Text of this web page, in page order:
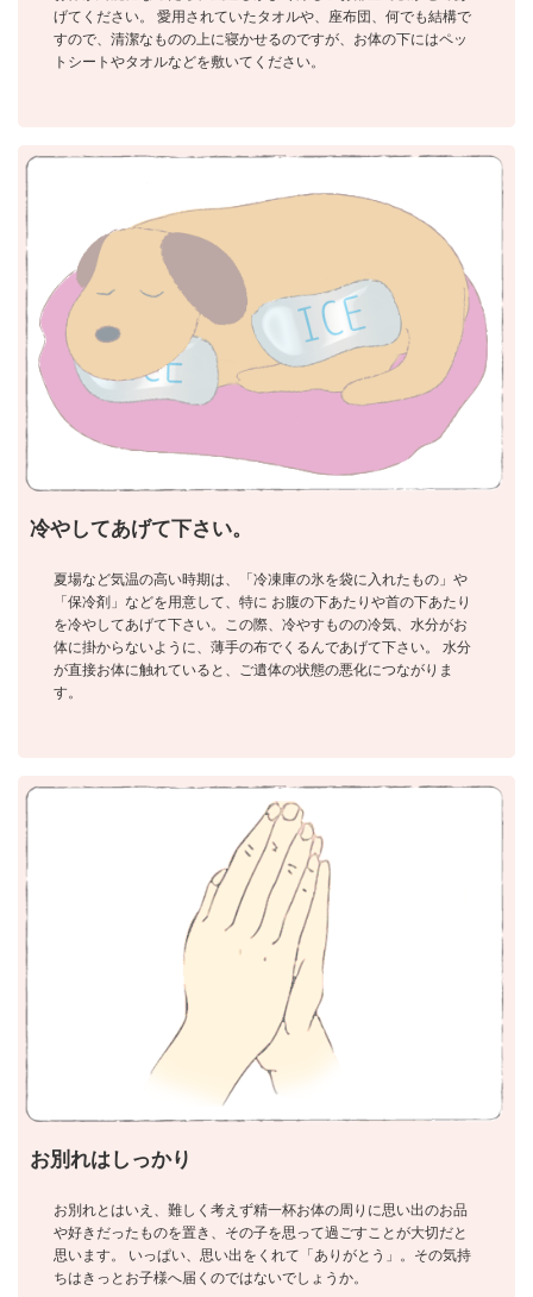
げてください。 愛用されていたタオルや、座布団、何でも結構で
すので、清潔なものの上に寝かせるのですが、お体の下にはペッ
トシートやタオルなどを敷いてください。
冷やしてあげて下さい。
夏場など気温の高い時期は、「冷凍庫の氷を袋に入れたもの」や
「保冷剤」などを用意して、特に お腹の下あたりや首の下あたり
を冷やしてあげて下さい。この際、冷やすものの冷気、水分がお
体に掛からないように、薄手の布でくるんであげて下さい。 水分
が直接お体に触れていると、ご遺体の状態の悪化につながりま
す。
お別れはしっかり
お別れとはいえ、難しく考えず精一杯お体の周りに思い出のお品
や好きだったものを置き、その子を思って過ごすことが大切だと
思います。 いっぱい、思い出をくれて「ありがとう」。その気持
ちはきっとお子様へ届くのではないでしょうか。